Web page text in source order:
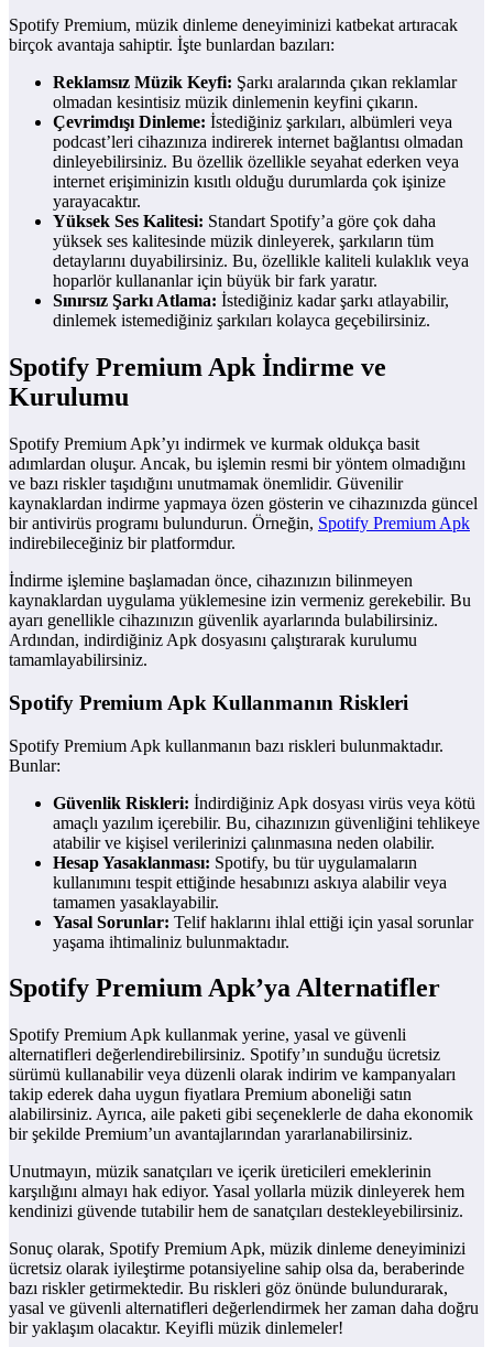
Spotify Premium, müzik dinleme deneyiminizi katbekat artıracak
birçok avantaja sahiptir. İşte bunlardan bazıları:
Reklamsız Müzik Keyfi: Şarkı aralarında çıkan reklamlar
olmadan kesintisiz müzik dinlemenin keyfini çıkarın.
Çevrimdışı Dinleme: İstediğiniz şarkıları, albümleri veya
podcast’leri cihazınıza indirerek internet bağlantısı olmadan
dinleyebilirsiniz. Bu özellik özellikle seyahat ederken veya
internet erişiminizin kısıtlı olduğu durumlarda çok işinize
yarayacaktır.
Yüksek Ses Kalitesi: Standart Spotify’a göre çok daha
yüksek ses kalitesinde müzik dinleyerek, şarkıların tüm
detaylarını duyabilirsiniz. Bu, özellikle kaliteli kulaklık veya
hoparlör kullananlar için büyük bir fark yaratır.
Sınırsız Şarkı Atlama: İstediğiniz kadar şarkı atlayabilir,
dinlemek istemediğiniz şarkıları kolayca geçebilirsiniz.
Spotify Premium Apk İndirme ve
Kurulumu
Spotify Premium Apk’yı indirmek ve kurmak oldukça basit
adımlardan oluşur. Ancak, bu işlemin resmi bir yöntem olmadığını
ve bazı riskler taşıdığını unutmamak önemlidir. Güvenilir
kaynaklardan indirme yapmaya özen gösterin ve cihazınızda güncel
bir antivirüs programı bulundurun. Örneğin, Spotify Premium Apk
indirebileceğiniz bir platformdur.
İndirme işlemine başlamadan önce, cihazınızın bilinmeyen
kaynaklardan uygulama yüklemesine izin vermeniz gerekebilir. Bu
ayarı genellikle cihazınızın güvenlik ayarlarında bulabilirsiniz.
Ardından, indirdiğiniz Apk dosyasını çalıştırarak kurulumu
tamamlayabilirsiniz.
Spotify Premium Apk Kullanmanın Riskleri
Spotify Premium Apk kullanmanın bazı riskleri bulunmaktadır.
Bunlar:
Güvenlik Riskleri: İndirdiğiniz Apk dosyası virüs veya kötü
amaçlı yazılım içerebilir. Bu, cihazınızın güvenliğini tehlikeye
atabilir ve kişisel verilerinizi çalınmasına neden olabilir.
Hesap Yasaklanması: Spotify, bu tür uygulamaların
kullanımını tespit ettiğinde hesabınızı askıya alabilir veya
tamamen yasaklayabilir.
Yasal Sorunlar: Telif haklarını ihlal ettiği için yasal sorunlar
yaşama ihtimaliniz bulunmaktadır.
Spotify Premium Apk’ya Alternatifler
Spotify Premium Apk kullanmak yerine, yasal ve güvenli
alternatifleri değerlendirebilirsiniz. Spotify’ın sunduğu ücretsiz
sürümü kullanabilir veya düzenli olarak indirim ve kampanyaları
takip ederek daha uygun fiyatlara Premium aboneliği satın
alabilirsiniz. Ayrıca, aile paketi gibi seçeneklerle de daha ekonomik
bir şekilde Premium’un avantajlarından yararlanabilirsiniz.
Unutmayın, müzik sanatçıları ve içerik üreticileri emeklerinin
karşılığını almayı hak ediyor. Yasal yollarla müzik dinleyerek hem
kendinizi güvende tutabilir hem de sanatçıları destekleyebilirsiniz.
Sonuç olarak, Spotify Premium Apk, müzik dinleme deneyiminizi
ücretsiz olarak iyileştirme potansiyeline sahip olsa da, beraberinde
bazı riskler getirmektedir. Bu riskleri göz önünde bulundurarak,
yasal ve güvenli alternatifleri değerlendirmek her zaman daha doğru
bir yaklaşım olacaktır. Keyifli müzik dinlemeler!